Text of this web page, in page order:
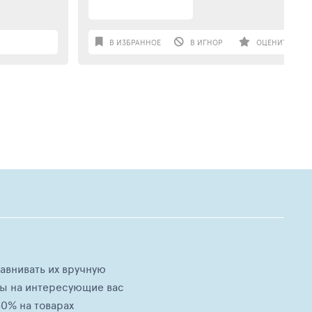
В ИЗБРАННОЕ В ИГНОР ОЦЕНИТЬ
их вручную
на интересующие вас
на товарах